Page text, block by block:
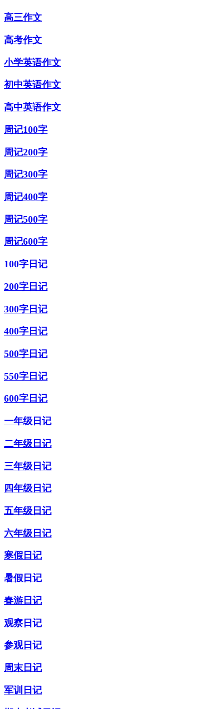
高三作文
高考作文
小学英语作文
初中英语作文
高中英语作文
周记100字
周记200字
周记300字
周记400字
周记500字
周记600字
100字日记
200字日记
300字日记
400字日记
500字日记
550字日记
600字日记
一年级日记
二年级日记
三年级日记
四年级日记
五年级日记
六年级日记
寒假日记
暑假日记
春游日记
观察日记
参观日记
周末日记
军训日记